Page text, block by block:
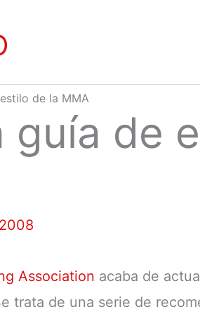
de la MMA
guía de
Association acaba de
trata de una serie de